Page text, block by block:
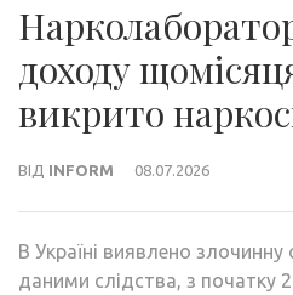
доходу
викрито
ВІД INFORM 08.07.2026
В Україні виявлено злочинну
даними слідства, з початку